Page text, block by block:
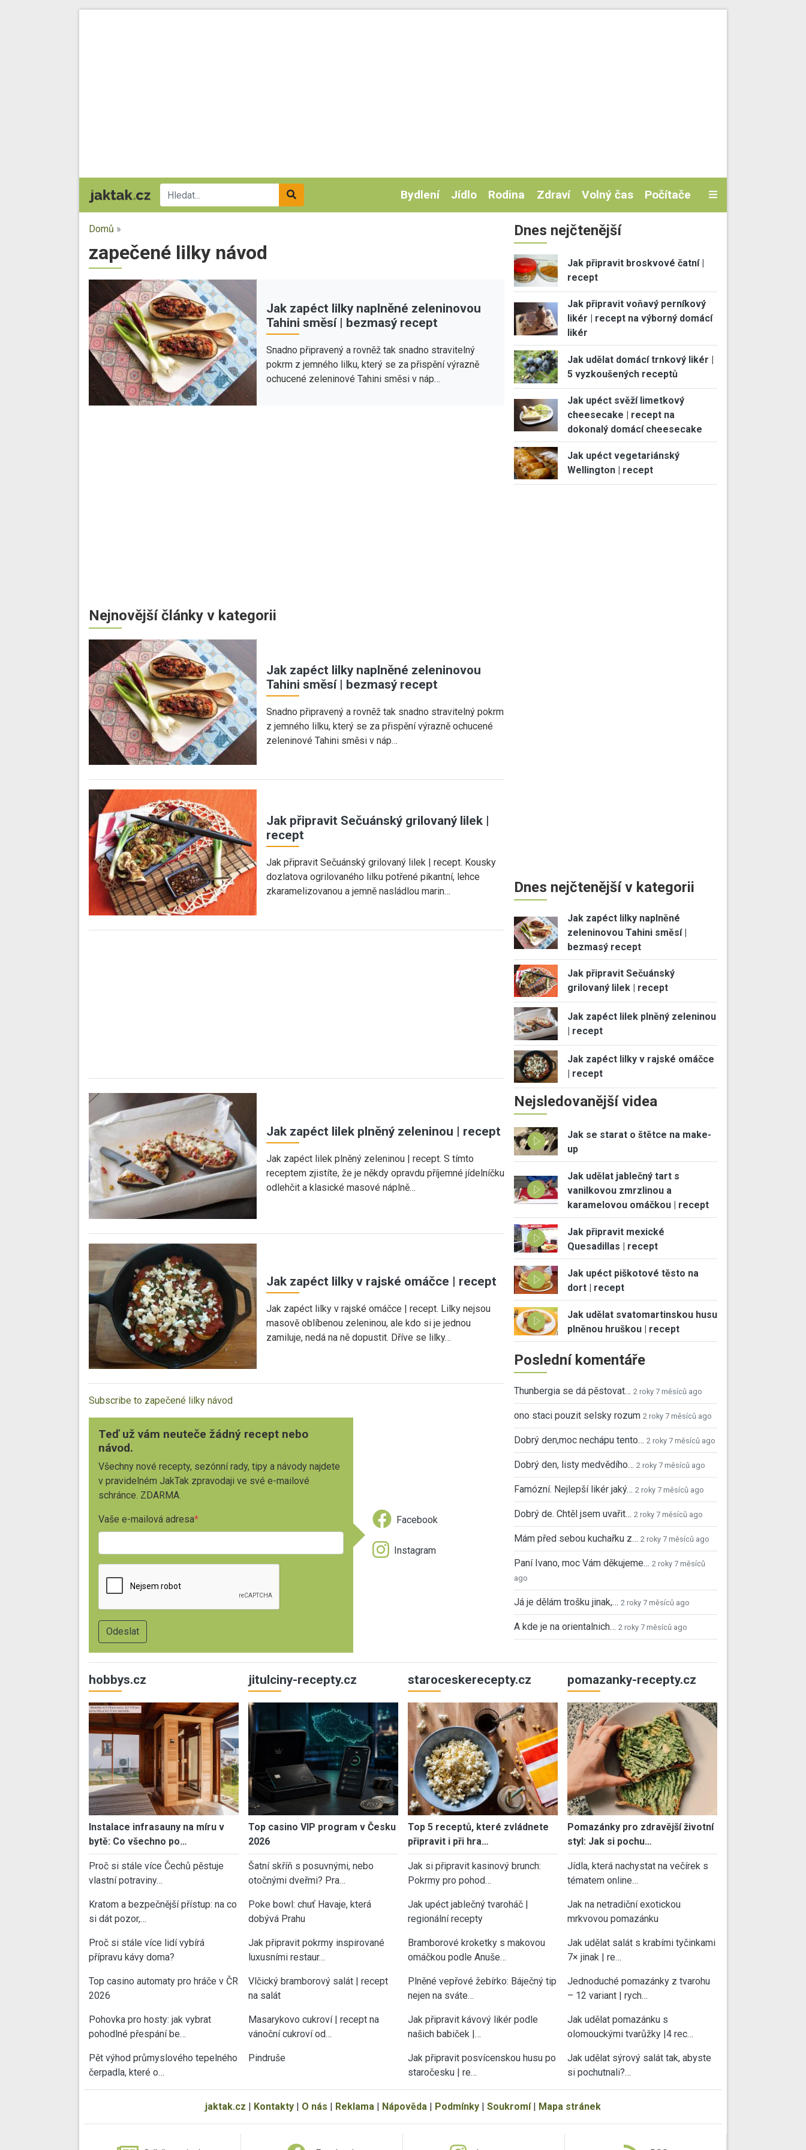
Bydlení Jídlo Rodina Zdraví Volný čas Počítače
Domů »
zapečené lilky návod
Jak zapéct lilky naplněné zeleninovou
Tahini směsí | bezmasý recept
Snadno připravený a rovněž tak snadno stravitelný
pokrm z jemného lilku, který se za přispění výrazně
ochucené zeleninové Tahini směsi v náp…
Nejnovější články v kategorii
Jak zapéct lilky naplněné zeleninovou
Tahini směsí | bezmasý recept
Snadno připravený a rovněž tak snadno stravitelný pokrm
z jemného lilku, který se za přispění výrazně ochucené
zeleninové Tahini směsi v náp…
Jak připravit Sečuánský grilovaný lilek |
recept
Jak připravit Sečuánský grilovaný lilek | recept. Kousky
dozlatova ogrilovaného lilku potřené pikantní, lehce
zkaramelizovanou a jemně nasládlou marin…
Jak zapéct lilek plněný zeleninou | recept
Jak zapéct lilek plněný zeleninou | recept. S tímto
receptem zjistíte, že je někdy opravdu příjemné jídelníčku
odlehčit a klasické masové náplně…
Jak zapéct lilky v rajské omáčce | recept
Jak zapéct lilky v rajské omáčce | recept. Lilky nejsou
masově oblíbenou zeleninou, ale kdo si je jednou
zamiluje, nedá na ně dopustit. Dříve se lilky…
Subscribe to zapečené lilky návod
Teď už vám neuteče žádný recept nebo
návod.
Všechny nové recepty, sezónní rady, tipy a návody najdete
v pravidelném JakTak zpravodaji ve své e-mailové
schránce. ZDARMA.
Vaše e-mailová adresa Facebook
Instagram
Dnes nejčtenější
Jak připravit broskvové čatní |
recept
Jak připravit voňavý perníkový
likér | recept na výborný domácí
likér
Jak udělat domácí trnkový likér |
5 vyzkoušených receptů
Jak upéct svěží limetkový
cheesecake | recept na
dokonalý domácí cheesecake
Jak upéct vegetariánský
Wellington | recept
Dnes nejčtenější v kategorii
Jak zapéct lilky naplněné
zeleninovou Tahini směsí |
bezmasý recept
Jak připravit Sečuánský
grilovaný lilek | recept
Jak zapéct lilek plněný zeleninou
| recept
Jak zapéct lilky v rajské omáčce
| recept
Nejsledovanější videa
Jak se starat o štětce na make-
up
Jak udělat jablečný tart s
vanilkovou zmrzlinou a
karamelovou omáčkou | recept
Jak připravit mexické
Quesadillas | recept
Jak upéct piškotové těsto na
dort | recept
Jak udělat svatomartinskou husu
plněnou hruškou | recept
Poslední komentáře
Thunbergia se dá pěstovat… 2 roky 7 měsíců ago
ono staci pouzit selsky rozum 2 roky 7 měsíců ago
Dobrý den,moc nechápu tento… 2 roky 7 měsíců ago
Dobrý den, listy medvědího… 2 roky 7 měsíců ago
Famózní. Nejlepší likér jaký… 2 roky 7 měsíců ago
Dobrý de. Chtěl jsem uvařit… 2 roky 7 měsíců ago
Mám před sebou kuchařku z… 2 roky 7 měsíců ago
Paní Ivano, moc Vám děkujeme… 2 roky 7 měsíců
ago
Já je dělám trošku jinak,… 2 roky 7 měsíců ago
A kde je na orientalnich… 2 roky 7 měsíců ago
hobbys.cz
Instalace infrasauny na míru v
bytě: Co všechno po…
Proč si stále více Čechů pěstuje
vlastní potraviny…
Kratom a bezpečnější přístup: na co
si dát pozor,…
Proč si stále více lidí vybírá
přípravu kávy doma?
Top casino automaty pro hráče v ČR
2026
Pohovka pro hosty: jak vybrat
pohodlné přespání be…
Pět výhod průmyslového tepelného
čerpadla, které o…
jitulciny-recepty.cz
Top casino VIP program v Česku
2026
Šatní skříň s posuvnými, nebo
otočnými dveřmi? Pra…
Poke bowl: chuť Havaje, která
dobývá Prahu
Jak připravit pokrmy inspirované
luxusními restaur…
Vlčický bramborový salát | recept
na salát
Masarykovo cukroví | recept na
vánoční cukroví od…
Pindruše
staroceskerecepty.cz
Top 5 receptů, které zvládnete
připravit i při hra…
Jak si připravit kasinový brunch:
Pokrmy pro pohod…
Jak upéct jablečný tvaroháč |
regionální recepty
Bramborové kroketky s makovou
omáčkou podle Anuše…
Plněné vepřové žebírko: Báječný tip
nejen na sváte…
Jak připravit kávový likér podle
našich babiček |…
Jak připravit posvícenskou husu po
staročesku | re…
pomazanky-recepty.cz
Pomazánky pro zdravější životní
styl: Jak si pochu…
Jídla, která nachystat na večírek s
tématem online…
Jak na netradiční exotickou
mrkvovou pomazánku
Jak udělat salát s krabími tyčinkami
7× jinak | re…
Jednoduché pomazánky z tvarohu
– 12 variant | rych…
Jak udělat pomazánku s
olomouckými tvarůžky |4 rec…
Jak udělat sýrový salát tak, abyste
si pochutnali?…
jaktak.cz | Kontakty | O nás | Reklama | Nápověda | Podmínky | Soukromí| Mapa stránek